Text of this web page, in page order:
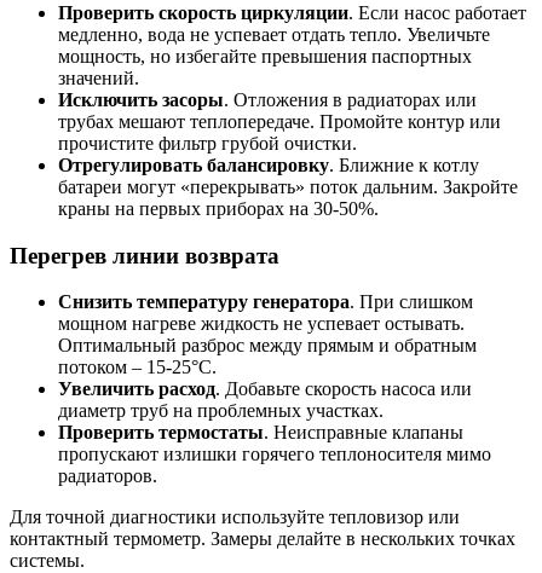
Проверить скорость циркуляции. Если насос работает
медленно, вода не успевает отдать тепло. Увеличьте
мощность, но избегайте превышения паспортных
значений.
Исключить засоры. Отложения в радиаторах или
трубах мешают теплопередаче. Промойте контур или
прочистите фильтр грубой очистки.
Отрегулировать балансировку. Ближние к котлу
батареи могут «перекрывать» поток дальним. Закройте
краны на первых приборах на 30-50%.
Перегрев линии возврата
Снизить температуру генератора. При слишком
мощном нагреве жидкость не успевает остывать.
Оптимальный разброс между прямым и обратным
потоком – 15-25°C.
Увеличить расход. Добавьте скорость насоса или
диаметр труб на проблемных участках.
Проверить термостаты. Неисправные клапаны
пропускают излишки горячего теплоносителя мимо
радиаторов.
Для точной диагностики используйте тепловизор или
контактный термометр. Замеры делайте в нескольких точках
системы.